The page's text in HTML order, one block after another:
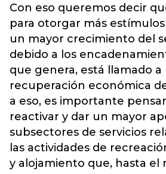
Con eso queremos decir
para otorgar más
un mayor crecimiento del
debido a los
que genera, está llamado a
recuperación económica
a eso, es importante
reactivar y dar un mayor
subsectores de servicios
las actividades de
y alojamiento que, hasta el